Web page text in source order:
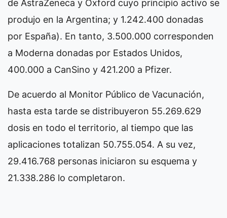
de AstraZeneca y Oxford cuyo principio activo se
produjo en la Argentina; y 1.242.400 donadas
por España). En tanto, 3.500.000 corresponden
a Moderna donadas por Estados Unidos,
400.000 a CanSino y 421.200 a Pfizer.
De acuerdo al Monitor Público de Vacunación,
hasta esta tarde se distribuyeron 55.269.629
dosis en todo el territorio, al tiempo que las
aplicaciones totalizan 50.755.054. A su vez,
29.416.768 personas iniciaron su esquema y
21.338.286 lo completaron.